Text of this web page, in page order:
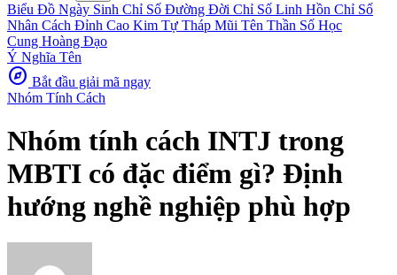
Biểu Đồ Ngày Sinh Chỉ Số Đường Đời Chỉ Số Linh Hồn Chỉ Số
Nhân Cách Đỉnh Cao Kim Tự Tháp Mũi Tên Thần Số Học
Cung Hoàng Đạo
Ý Nghĩa Tên
explore Bắt đầu giải mã ngay
Nhóm Tính Cách
Nhóm tính cách INTJ trong
MBTI có đặc điểm gì? Định
hướng nghề nghiệp phù hợp